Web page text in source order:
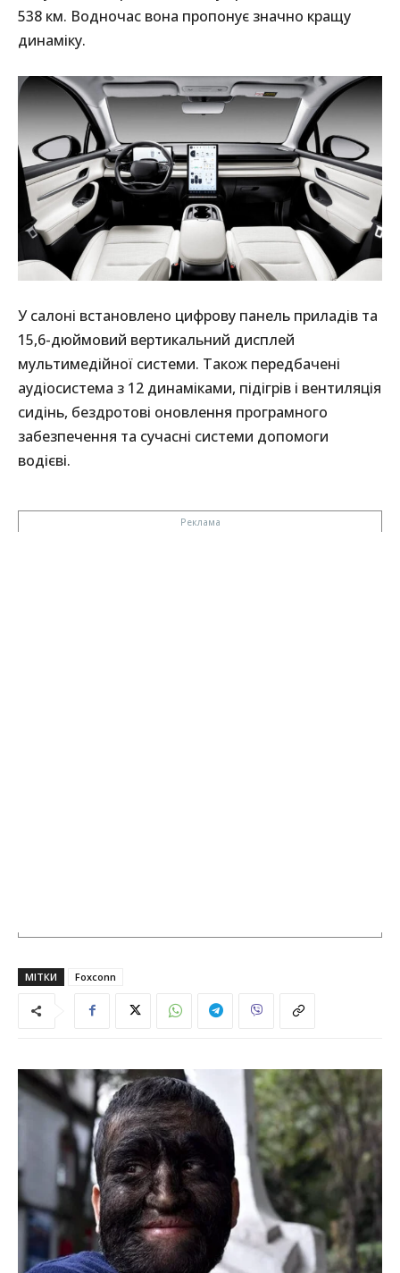
538 км. Водночас вона пропонує значно кращу
динаміку.
У салоні встановлено цифрову панель приладів та
15,6-дюймовий вертикальний дисплей
мультимедійної системи. Також передбачені
аудіосистема з 12 динаміками, підігрів і вентиляція
сидінь, бездротові оновлення програмного
забезпечення та сучасні системи допомоги
водієві.
МІТКИ Foxconn